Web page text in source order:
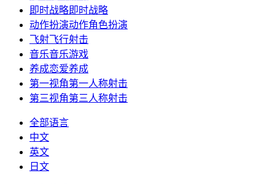
即时战略即时战略
动作扮演动作角色扮演
飞射飞行射击
音乐音乐游戏
养成恋爱养成
第一视角第一人称射击
第三视角第三人称射击
全部语言
中文
英文
日文